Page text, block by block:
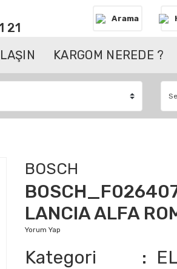
21
Arama
KARGOM NEREDE ?
BOSCH
LANCIA ALFA
Yorum Yap
Kategori